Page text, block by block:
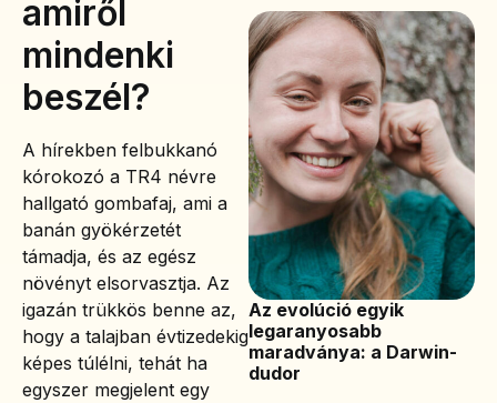
amiről
mindenki
beszél?
A hírekben felbukkanó
kórokozó a TR4 névre
hallgató gombafaj, ami a
banán gyökérzetét
támadja, és az egész
növényt elsorvasztja. Az
igazán trükkös benne az,
hogy a talajban évtizedekig
képes túlélni, tehát ha
egyszer megjelent egy
Az evolúció egyik
legaranyosabb
maradványa: a Darwin-
dudor